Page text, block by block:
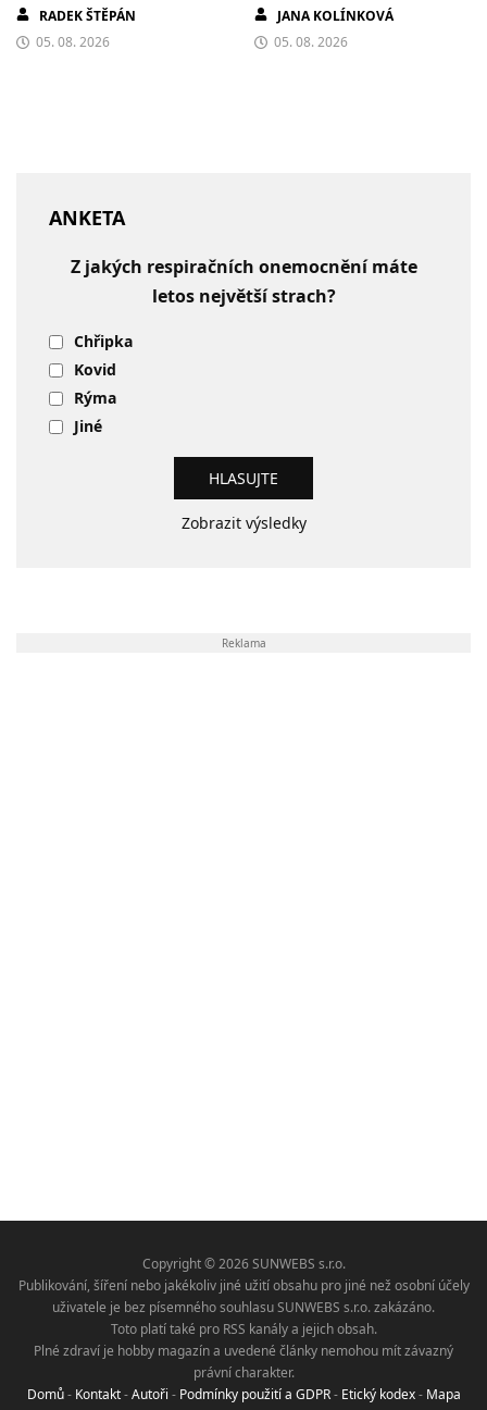
RADEK ŠTĚPÁN
05. 08. 2026
JANA KOLÍNKOVÁ
05. 08. 2026
ANKETA
Z jakých respiračních onemocnění máte
letos největší strach?
Chřipka
Kovid
Rýma
Jiné
Zobrazit výsledky
Reklama
Copyright © 2026 SUNWEBS s.r.o.
Publikování, šíření nebo jakékoliv jiné užití obsahu pro jiné než osobní účely
uživatele je bez písemného souhlasu SUNWEBS s.r.o. zakázáno.
Toto platí také pro RSS kanály a jejich obsah.
Plné zdraví je hobby magazín a uvedené články nemohou mít závazný
právní charakter.
Domů- Kontakt-Autoři - Podmínky použití a GDPR- Etický kodex- Mapa